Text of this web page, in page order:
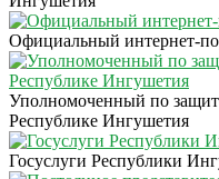
Официальный интернет-
Уполномоченный по
Республике Ингушетия
Госуслуги Республики